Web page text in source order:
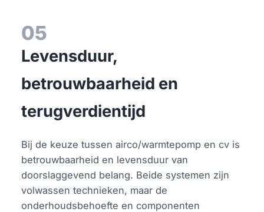
05
Levensduur,
betrouwbaarheid en
terugverdientijd
Bij de keuze tussen airco/warmtepomp en cv is
betrouwbaarheid en levensduur van
doorslaggevend belang. Beide systemen zijn
volwassen technieken, maar de
onderhoudsbehoefte en componenten